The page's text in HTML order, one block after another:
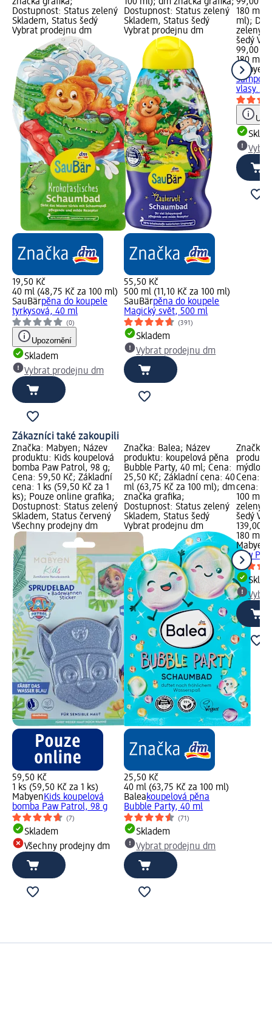
značka grafika;
Dostupnost: Status zelený
Skladem, Status šedý
Vybrat prodejnu dm
19,50 Kč
40 ml (48,75 Kč za 100 ml)
SauBärpěna do koupele
tyrkysová, 40 ml
(0)
Upozornění
Skladem
Vybrat prodejnu dm
100 ml); dm značka grafika;
Dostupnost: Status zelený
Skladem, Status šedý
Vybrat prodejnu dm
55,50 Kč
500 ml (11,10 Kč za 100 ml)
SauBärpěna do koupele
Magický svět, 500 ml
(391)
Skladem
Vybrat prodejnu dm
99,00
180 ml
ml);
zelený
šedý
99,00 Kč
180 ml
Mabyen
šampon
vlasy...,
Zákazníci také zakoupili
Značka: Mabyen; Název
produktu: Kids koupelová
bomba Paw Patrol, 98 g;
Cena: 59,50 Kč; Základní
cena: 1 ks (59,50 Kč za 1
ks); Pouze online grafika;
Dostupnost: Status zelený
Skladem, Status červený
Všechny prodejny dm
59,50 Kč
1 ks (59,50 Kč za 1 ks)
MabyenKids koupelová
bomba Paw Patrol, 98 g
(7)
Skladem
Všechny prodejny dm
Značka: Balea; Název
produktu: koupelová pěna
Bubble Party, 40 ml; Cena:
25,50 Kč; Základní cena: 40
ml (63,75 Kč za 100 ml); dm
značka grafika;
Dostupnost: Status zelený
Skladem, Status šedý
Vybrat prodejnu dm
25,50 Kč
40 ml (63,75 Kč za 100 ml)
Baleakoupelová pěna
Bubble Party, 40 ml
(71)
Skladem
Vybrat prodejnu dm
Značka:
mýdlo
Cena:
cena:
100 ml);
zelený
šedý
139,00
180 ml
Mabyen
Paw